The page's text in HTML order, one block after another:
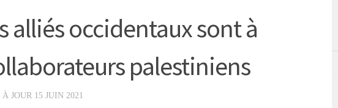
alliés occidentaux sont à
palestiniens
À JOUR 15 JUIN 2021